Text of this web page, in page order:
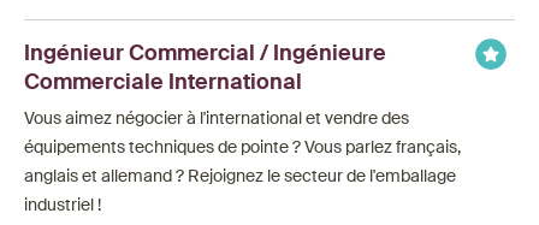
Ingénieur Commercial / Ingénieure
Commerciale International
Vous aimez négocier à l'international et vendre des
équipements techniques de pointe ? Vous parlez français,
anglais et allemand ? Rejoignez le secteur de l'emballage
industriel !